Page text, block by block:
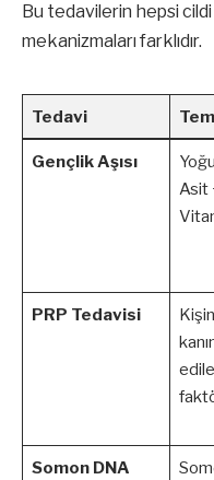
Bu tedavilerin hepsi cildi
mekanizmaları farklıdır.
Tedavi
Gençlik Aşısı
Asit
PRP Tedavisi
Somon DNA